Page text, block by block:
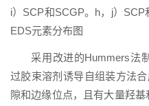
i）SCP和SCGP。h，j）
EDS元素分布图
采用改进的Hummers法
过胶束溶剂诱导自组装方法
隙和边缘位点，且有大量羟